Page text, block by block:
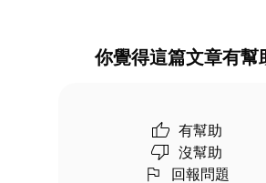
你覺得這篇文章有幫
有幫助
沒幫助
回報問題